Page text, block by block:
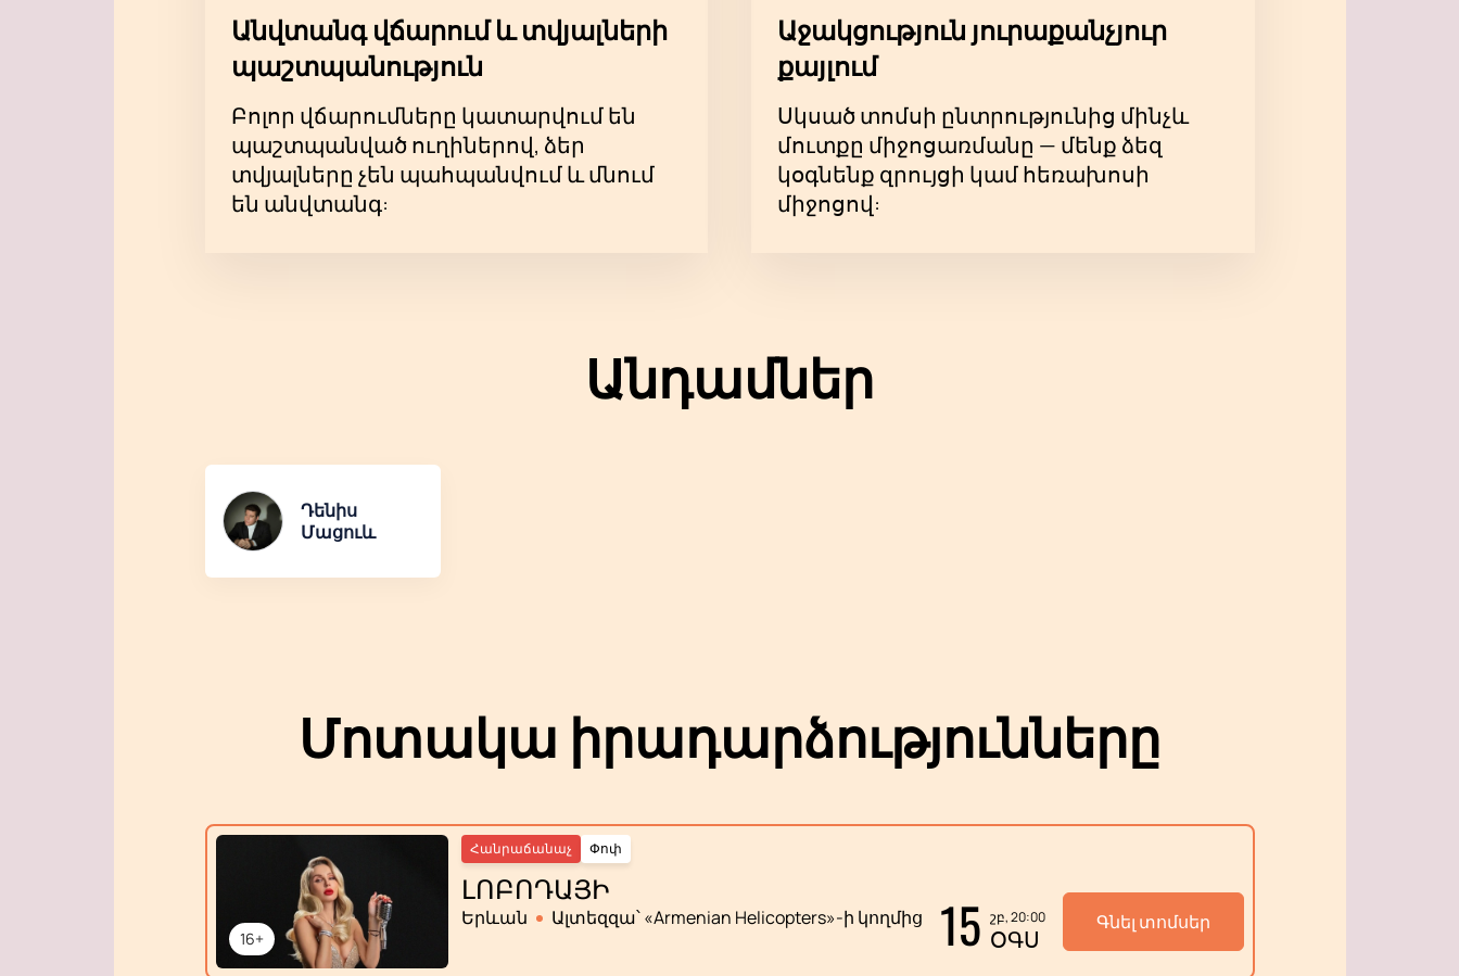
Անվտանգ վճարում և տվյալների
պաշտպանություն
Բոլոր վճարումները կատարվում են
պաշտպանված ուղիներով, ձեր
տվյալները չեն պահպանվում և մնում
են անվտանգ:
Աջակցություն յուրաքանչյուր
քայլում
Սկսած տոմսի ընտրությունից մինչև
մուտքը միջոցառմանը — մենք ձեզ
կօգնենք զրույցի կամ հեռախոսի
միջոցով:
Անդամներ
Դենիս
Մացուև
Մոտակա իրադարձությունները
16+
Փոփ
Հանրաճանաչ
ԼՈԲՈԴԱՅԻ
Երևան Ալտեզզա՝ «Armenian Helicopters»-ի կողմից 15 շբ, 20:00
ՕԳՍ Գնել տոմսեր